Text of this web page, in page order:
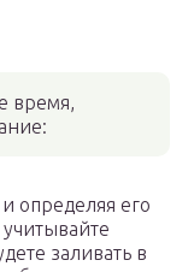
время,
определяя его
заливать в